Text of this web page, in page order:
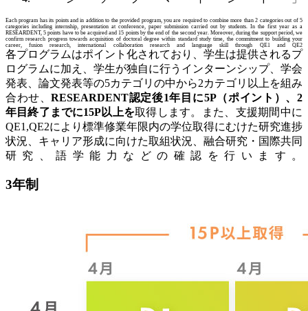
各プログラムはポイント化されており、学生は提供されるプ
ログラムに加え、学生が独自に行うインターンシップ、学会
発表、論文発表等の5カテゴリの中から2カテゴリ以上を組み
合わせ、 RESEARDENT認定後1年目に5P（ポイント）、2
年目終了までに15P以上を取得します。また、支援期間中に
QE1,QE2により標準修業年限内の学位取得にむけた研究進捗
状況、キャリア形成に向けた取組状況、融合研究・国際共同
研究、語学能力などの確認を行います。
Each program has its points and in addition to the provided program, you are required to combine more than 2 categories out of 5
categories including internship, presentation at conference, paper submission carried out by students. In the first year as a
RESEARDENT, 5 points have to be acquired and 15 points by the end of the second year. Moreover, during the support period, we
confirm research progress towards acquisition of doctoral degree within standard study time, the commitment to building your
career, fusion research, international collaboration research and language skill through QE1 and QE2
3年制